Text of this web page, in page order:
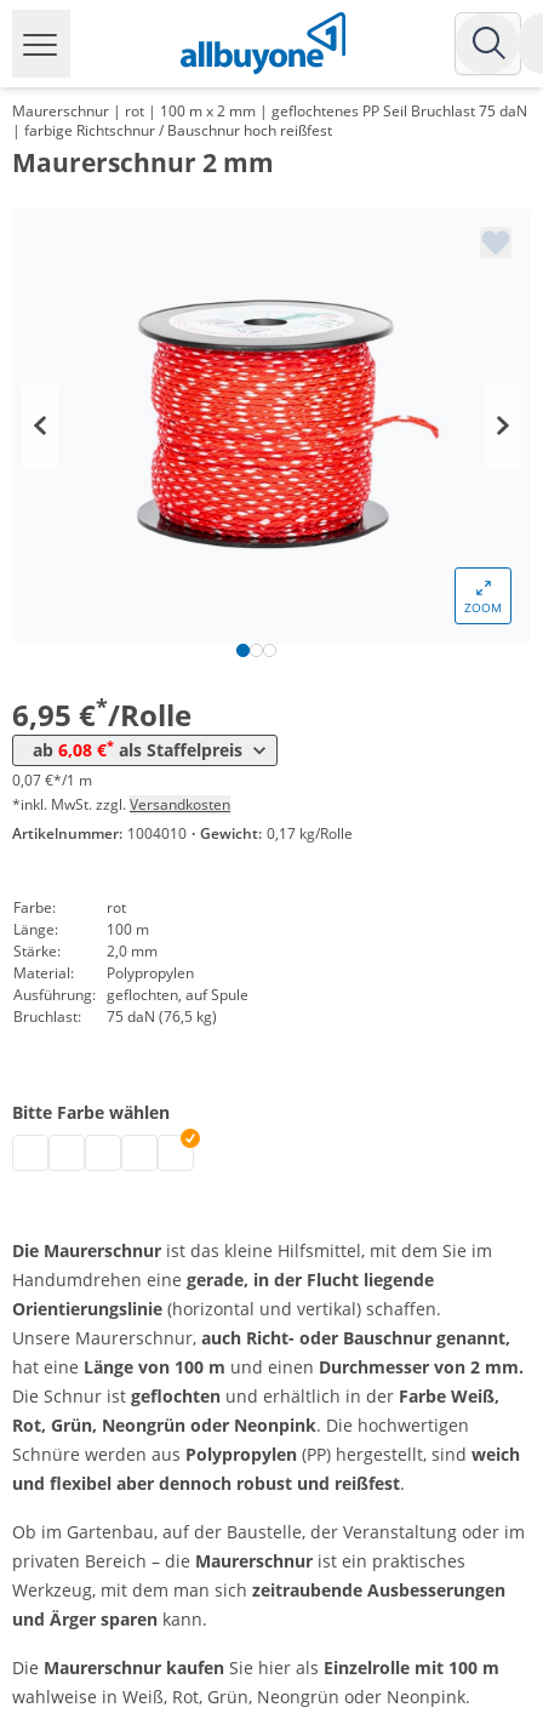
Maurerschnur | rot | 100 m x 2 mm | geflochtenes PP Seil Bruchlast 75 daN
| farbige Richtschnur / Bauschnur hoch reißfest
Maurerschnur 2 mm
ZOOM
6,95 €*/Rolle
ab 6,08 €* als Staffelpreis
0,07 €*/1 m
*inkl. MwSt. zzgl.Versandkosten
Artikelnummer: 1004010 · Gewicht: 0,17 kg/Rolle
Farbe:
rot
Länge:
100 m
Stärke:
2,0 mm
Material:
Polypropylen
Ausführung: geflochten, auf Spule
Bruchlast:
75 daN (76,5 kg)
Bitte Farbe wählen
Maurerschnur | weiß
Maurerschnur | neongelb
Maurerschnur | grün
Maurerschnur | neonpink
Maurerschnur | rot
Die Maurerschnur ist das kleine Hilfsmittel, mit dem Sie im
Handumdrehen eine gerade, in der Flucht liegende
Orientierungslinie (horizontal und vertikal) schaffen.
Unsere Maurerschnur, auch Richt- oder Bauschnur genannt,
hat eine Länge von 100 m und einen Durchmesser von 2 mm.
Die Schnur ist geflochten und erhältlich in der Farbe Weiß,
Rot, Grün, Neongrün oder Neonpink. Die hochwertigen
Schnüre werden aus Polypropylen (PP) hergestellt, sind weich
und flexibel aber dennoch robust und reißfest.
Ob im Gartenbau, auf der Baustelle, der Veranstaltung oder im
privaten Bereich – die Maurerschnur ist ein praktisches
Werkzeug, mit dem man sich zeitraubende Ausbesserungen
und Ärger sparen kann.
Die Maurerschnur kaufen Sie hier als Einzelrolle mit 100 m
wahlweise in Weiß, Rot, Grün, Neongrün oder Neonpink.